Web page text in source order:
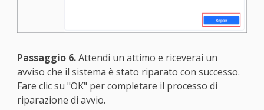
Passaggio 6.Attendi un attimo e riceverai un
avviso che il sistema è stato riparato con successo.
Fare clic su "OK" per completare il processo di
riparazione di avvio.